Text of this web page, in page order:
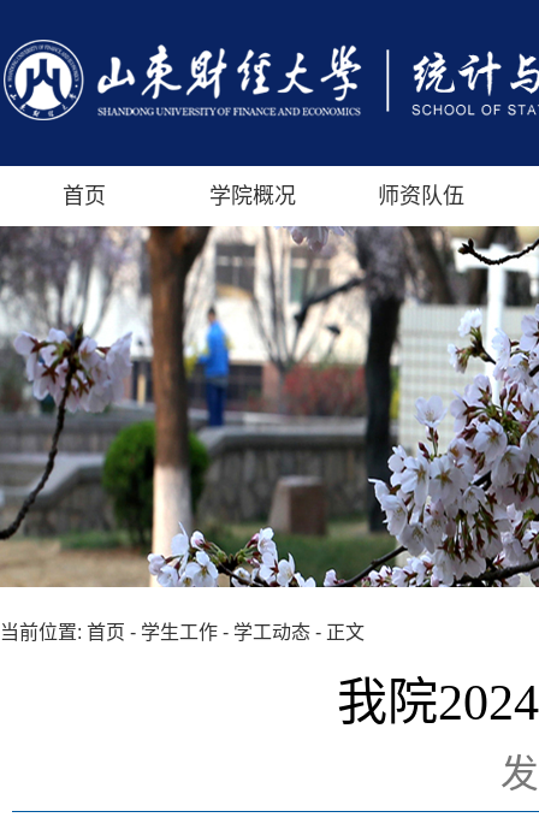
首页 学院概况 师资队伍
当前位置: 首页 - 学生工作 - 学工动态 - 正文
我院